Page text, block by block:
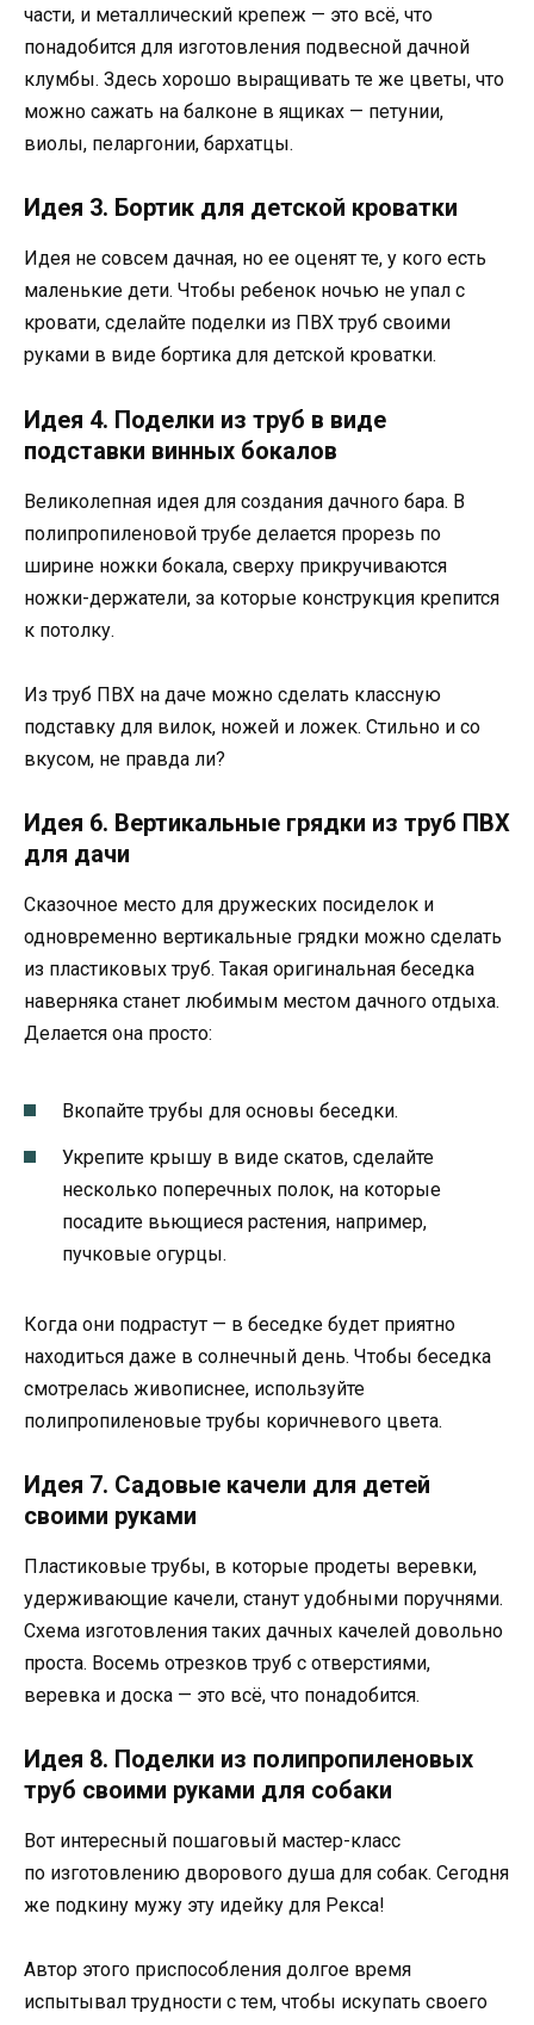
части, и металлический крепеж — это всё, что
понадобится для изготовления подвесной дачной
клумбы. Здесь хорошо выращивать те же цветы, что
можно сажать на балконе в ящиках — петунии,
виолы, пеларгонии, бархатцы.
Идея 3. Бортик для детской кроватки
Идея не совсем дачная, но ее оценят те, у кого есть
маленькие дети. Чтобы ребенок ночью не упал с
кровати, сделайте поделки из ПВХ труб своими
руками в виде бортика для детской кроватки.
Идея 4. Поделки из труб в виде
подставки винных бокалов
Великолепная идея для создания дачного бара. В
полипропиленовой трубе делается прорезь по
ширине ножки бокала, сверху прикручиваются
ножки-держатели, за которые конструкция крепится
к потолку.
Из труб ПВХ на даче можно сделать классную
подставку для вилок, ножей и ложек. Стильно и со
вкусом, не правда ли?
Идея 6. Вертикальные грядки из труб ПВХ
для дачи
Сказочное место для дружеских посиделок и
одновременно вертикальные грядки можно сделать
из пластиковых труб. Такая оригинальная беседка
наверняка станет любимым местом дачного отдыха.
Делается она просто:
Вкопайте трубы для основы беседки.
Укрепите крышу в виде скатов, сделайте
несколько поперечных полок, на которые
посадите вьющиеся растения, например,
пучковые огурцы.
Когда они подрастут — в беседке будет приятно
находиться даже в солнечный день. Чтобы беседка
смотрелась живописнее, используйте
полипропиленовые трубы коричневого цвета.
Идея 7. Садовые качели для детей
своими руками
Пластиковые трубы, в которые продеты веревки,
удерживающие качели, станут удобными поручнями.
Схема изготовления таких дачных качелей довольно
проста. Восемь отрезков труб с отверстиями,
веревка и доска — это всё, что понадобится.
Идея 8. Поделки из полипропиленовых
труб своими руками для собаки
Вот интересный пошаговый мастер-класс
по изготовлению дворового душа для собак. Сегодня
же подкину мужу эту идейку для Рекса!
Автор этого приспособления долгое время
испытывал трудности с тем, чтобы искупать своего